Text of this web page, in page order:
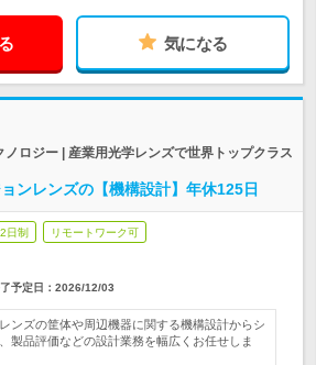
気になる
ロジー | 産業用光学レンズで世界トップクラス
ンレンズの【機構設計】年休125日
日制 リモートワーク可
予定日： 2026/12/03
ンズの筐体や周辺機器に関する機構設計からシ
製品評価などの設計業務を幅広くお任せしま